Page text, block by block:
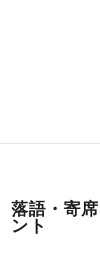
落語・寄
ント